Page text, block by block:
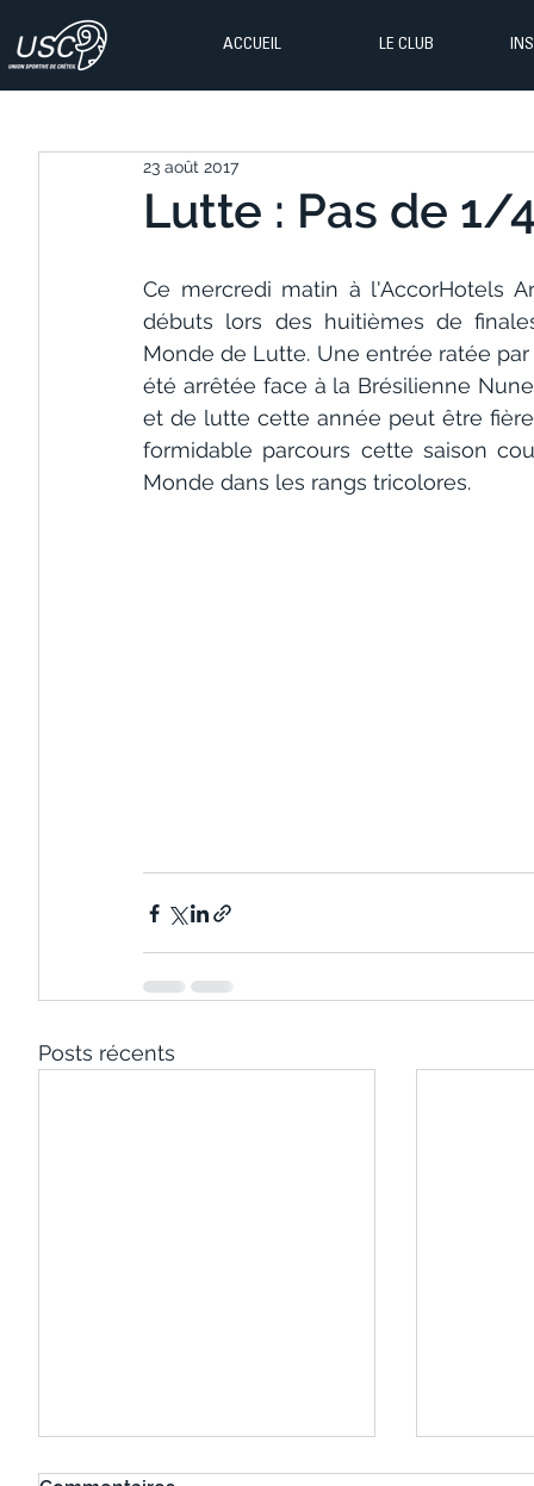
ACCUEIL LE CLUB
Lutte : Pas de
23 août 2017
Ce mercredi matin à l'AccorHotels
débuts lors des huitièmes de
Monde de Lutte. Une entrée ratée
été arrêtée face à la Brésilienne
et de lutte cette année peut être fière
formidable parcours cette saison
Monde dans les rangs tricolores.
Posts récents